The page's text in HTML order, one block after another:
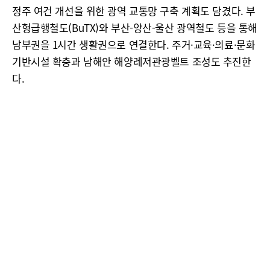
정주 여건 개선을 위한 광역 교통망 구축 계획도 담겼다. 부
산형급행철도(BuTX)와 부산-양산-울산 광역철도 등을 통해
남부권을 1시간 생활권으로 연결한다. 주거·교육·의료·문화
기반시설 확충과 남해안 해양레저관광벨트 조성도 추진한
다.